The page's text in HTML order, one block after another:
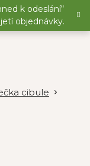
k odeslání“
objednávky.
cibule